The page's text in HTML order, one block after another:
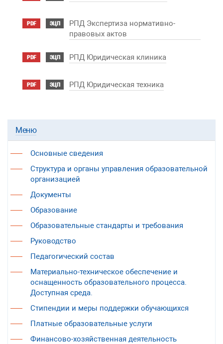
PDF ЭЦП
РПД Экспертиза нормативно-
правовых актов
PDF ЭЦП РПД Юридическая клиника
PDF ЭЦП РПД Юридическая техника
Меню
Основные сведения
Структура и органы управления образовательной
организацией
Документы
Образование
Образовательные стандарты и требования
Руководство
Педагогический состав
Материально-техническое обеспечение и
оснащенность образовательного процесса.
Доступная среда.
Стипендии и меры поддержки обучающихся
Платные образовательные услуги
Финансово-хозяйственная деятельность